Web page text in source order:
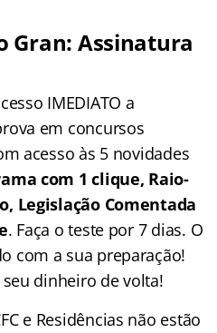
Gran: Assinatura
IMEDIATO a
em concursos
acesso às 5 novidades
com 1 clique, Raio-
Legislação Comentada
. Faça o teste por 7 dias. O
com a sua preparação!
dinheiro de volta!
e Residências não estão